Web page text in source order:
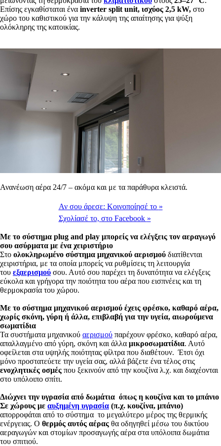
Επίσης εγκαθίσταται ένα inverter split unit, ισχύος 2,5 kW, στο
χώρο του καθιστικού για την κάλυψη της απαίτησης για ψύξη
ολόκληρης της κατοικίας.
Ανανέωση αέρα 24/7 – ακόμα και με τα παράθυρα κλειστά.
Αν σου άρεσε: Κοινοποίησέ το »
Σχολίασέ το, στο Facebook »
Με το σύστημα plug and play μπορείς να ελέγξεις τον αεραγωγό
σου ασύρματα με ένα χειριστήριο
Στο ολοκληρωμένο σύστημα μηχανικού αερισμού διατίθενται
χειριστήρια, με τα οποία μπορείς να ρυθμίσεις τη λειτουργία
του εξαερισμού σου. Αυτό σου παρέχει τη δυνατότητα να ελέγξεις
εύκολα και γρήγορα την ποιότητα του αέρα που εισπνέεις και τη
θερμοκρασία του χώρου.
Με το σύστημα μηχανικού αερισμού έχεις φρέσκο, καθαρό αέρα,
χωρίς σκόνη, γύρη ή άλλα, επιβλαβή για την υγεία, αιωρούμενα
σωματίδια
Τα συστήματα μηχανικού αερισμού παρέχουν φρέσκο, καθαρό αέρα,
απαλλαγμένο από γύρη, σκόνη και άλλα μικροσωματίδια. Αυτό
οφείλεται στα υψηλής ποιότητας φίλτρα που διαθέτουν. Έτσι όχι
μόνο προστατεύετε την υγεία σας, αλλά βάζετε ένα τέλος στις
ενοχλητικές οσμές που ξεκινούν από την κουζίνα λ.χ. και διαχέονται
στο υπόλοιπο σπίτι.
Διώχνει την υγρασία από δωμάτια όπως η κουζίνα και το μπάνιο
Σε χώρους με αυξημένη υγρασία (π.χ. κουζίνα, μπάνιο)
απορροφάται από το σύστημα το μεγαλύτερο μέρος της θερμικής
ενέργειας. Ο θερμός αυτός αέρας θα οδηγηθεί μέσω του δικτύου
αεραγωγών και στομίων προσαγωγής αέρα στα υπόλοιπα δωμάτια
του σπιτιού.